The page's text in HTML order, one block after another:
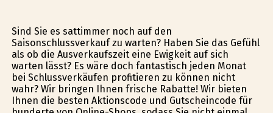
Sind Sie es sattimmer noch auf den
Saisonschlussverkauf zu warten? Haben Sie das Gefühl
als ob die Ausverkaufszeit eine Ewigkeit auf sich
warten lässt? Es wäre doch fantastisch jeden Monat
bei Schlussverkäufen profitieren zu können nicht
wahr? Wir bringen Ihnen frische Rabatte! Wir bieten
Ihnen die besten Aktionscode und Gutscheincode für